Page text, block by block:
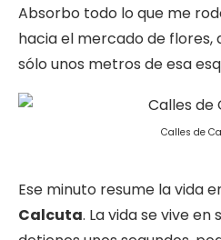
Absorbo todo lo que me
hacia el mercado de flores,
sólo unos metros de esa
Calles de
Ese minuto resume la vida
Calcuta. La vida se vive en